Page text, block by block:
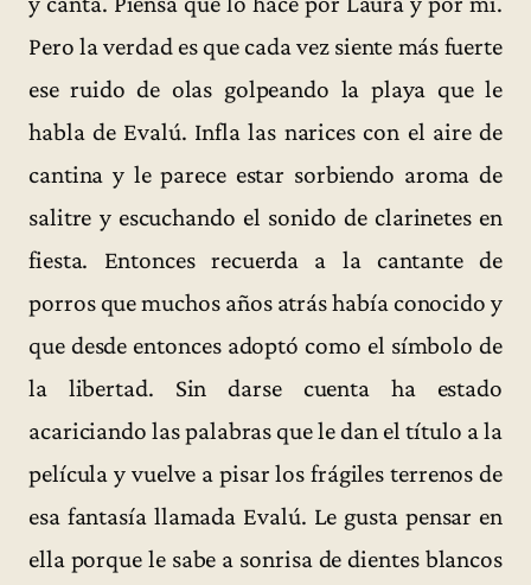
Pero la verdad es que cada vez siente más fuerte
ese ruido de olas golpeando la playa que le
habla de Evalú. Infla las narices con el aire de
cantina y le parece estar sorbiendo aroma de
salitre y escuchando el sonido de clarinetes en
fiesta. Entonces recuerda a la cantante de
porros que muchos años atrás había conocido y
que desde entonces adoptó como el símbolo de
la libertad. Sin darse cuenta ha estado
acariciando las palabras que le dan el título a la
película y vuelve a pisar los frágiles terrenos de
esa fantasía llamada Evalú. Le gusta pensar en
ella porque le sabe a sonrisa de dientes blancos